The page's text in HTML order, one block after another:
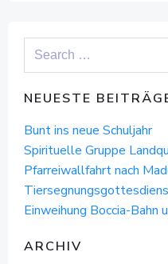
Search
NEUESTE
Bunt ins neue Schuljahr
Spirituelle Gruppe
Pfarreiwallfahrt nach
Einweihung Boccia-Bahn
ARCHIV